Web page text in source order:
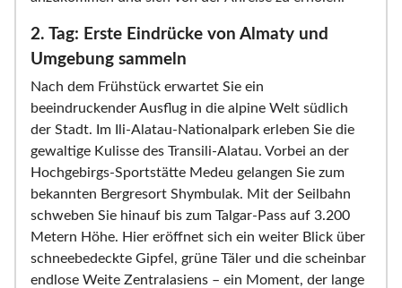
2. Tag: Erste Eindrücke von Almaty und
Umgebung sammeln
Nach dem Frühstück erwartet Sie ein
beeindruckender Ausflug in die alpine Welt südlich
der Stadt. Im Ili-Alatau-Nationalpark erleben Sie die
gewaltige Kulisse des Transili-Alatau. Vorbei an der
Hochgebirgs-Sportstätte Medeu gelangen Sie zum
bekannten Bergresort Shymbulak. Mit der Seilbahn
schweben Sie hinauf bis zum Talgar-Pass auf 3.200
Metern Höhe. Hier eröffnet sich ein weiter Blick über
schneebedeckte Gipfel, grüne Täler und die scheinbar
endlose Weite Zentralasiens – ein Moment, der lange